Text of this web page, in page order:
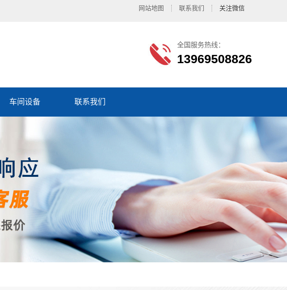
网站地图 联系我们 关注微信
全国服务热线：
13969508826
车间设备 联系我们